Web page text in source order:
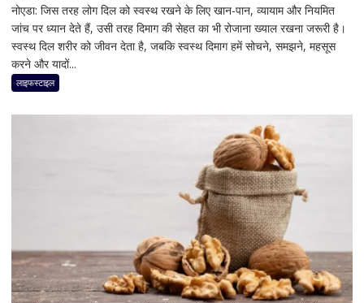
ब्रेन
हेल्थ
को
एक्सपर्ट
से
जानें
क्यों
दिल
जितनी
जरूरी
है
दिमाग
की
सेहत
नोएडा: जिस तरह लोग दिल को स्वस्थ रखने के लिए खान-पान, व्यायाम और नियमित
जांच पर ध्यान देते हैं, उसी तरह दिमाग की सेहत का भी रोजाना ख्याल रखना जरूरी है।
स्वस्थ दिल शरीर को जीवन देता है, जबकि स्वस्थ दिमाग हमें सोचने, समझने, महसूस
करने और यादों...
लाइफस्टाइल